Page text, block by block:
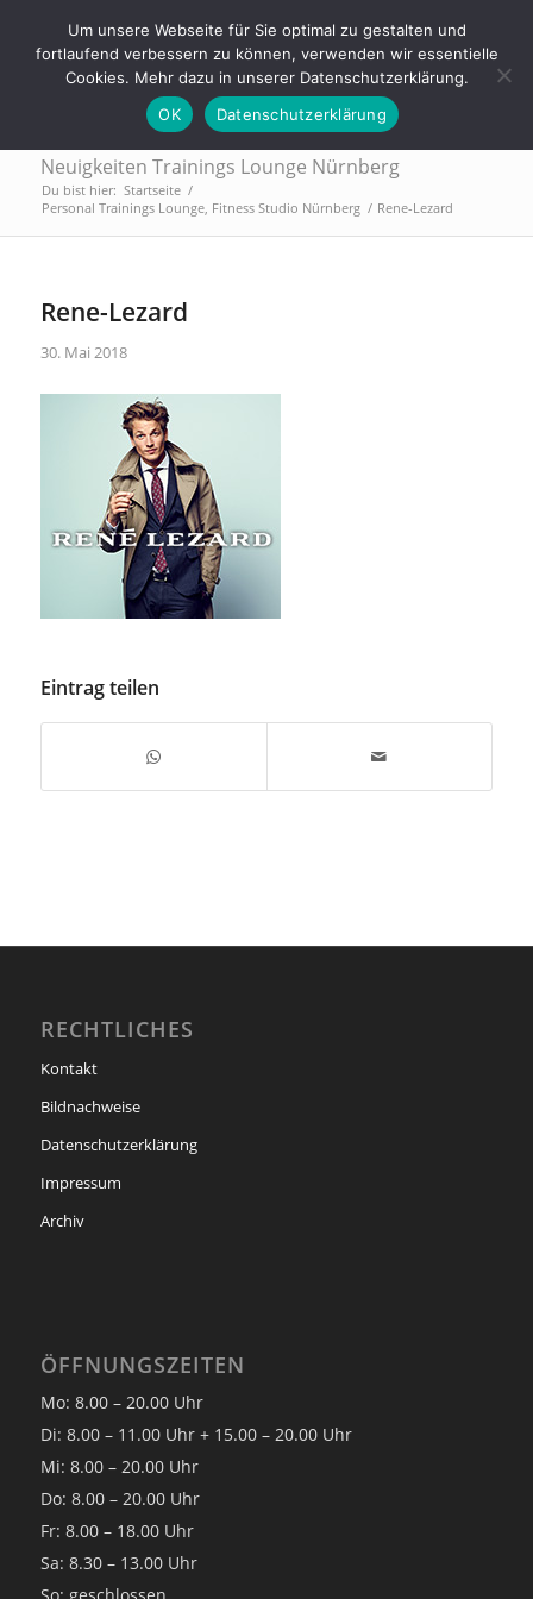
Tel.: 0911 - 2171 4565 | info@trainings-lounge.de
Neuigkeiten Trainings Lounge Nürnberg
Du bist hier: Startseite /
Personal Trainings Lounge, Fitness Studio Nürnberg / Rene-Lezard
Rene-Lezard
30. Mai 2018
Eintrag teilen
RECHTLICHES
Kontakt
Bildnachweise
Datenschutzerklärung
Impressum
Archiv
ÖFFNUNGSZEITEN
Mo: 8.00 – 20.00 Uhr
Di: 8.00 – 11.00 Uhr + 15.00 – 20.00 Uhr
Mi: 8.00 – 20.00 Uhr
Do: 8.00 – 20.00 Uhr
Fr: 8.00 – 18.00 Uhr
Sa: 8.30 – 13.00 Uhr
Um unsere Webseite für Sie optimal zu gestalten und
fortlaufend verbessern zu können, verwenden wir essentielle
Cookies. Mehr dazu in unserer Datenschutzerklärung.
OK
Datenschutzerklärung